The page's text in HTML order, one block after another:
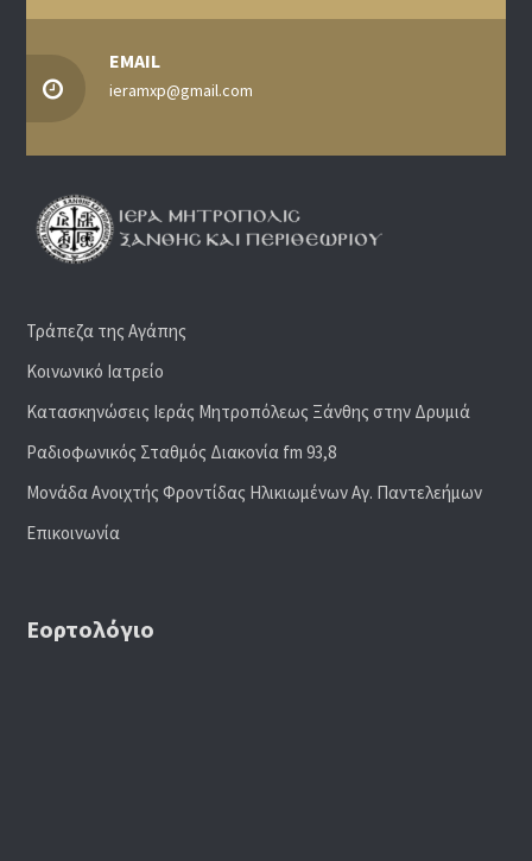
EMAIL
ieramxp@gmail.com
Τράπεζα της Αγάπης
Κοινωνικό Ιατρείο
Κατασκηνώσεις Ιεράς Μητροπόλεως Ξάνθης στην Δρυμιά
Ραδιoφωνικός Σταθμός Διακονία fm 93,8
Μονάδα Ανοιχτής Φροντίδας Ηλικιωμένων Αγ. Παντελεήμων
Επικοινωνία
Εορτολόγιο